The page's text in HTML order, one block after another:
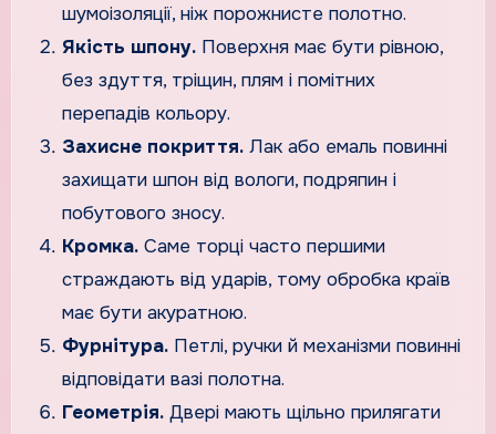
шумоізоляції, ніж порожнисте полотно.
Якість шпону. Поверхня має бути рівною,
без здуття, тріщин, плям і помітних
перепадів кольору.
Захисне покриття. Лак або емаль повинні
захищати шпон від вологи, подряпин і
побутового зносу.
Кромка. Саме торці часто першими
страждають від ударів, тому обробка країв
має бути акуратною.
Фурнітура. Петлі, ручки й механізми повинні
відповідати вазі полотна.
Геометрія. Двері мають щільно прилягати